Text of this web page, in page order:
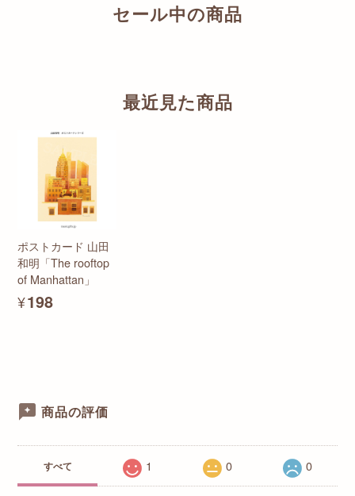
セール中の商品
最近見た商品
ポストカード 山田
和明「The rooftop
of Manhattan」
¥198
商品の評価
すべて 1 0 0